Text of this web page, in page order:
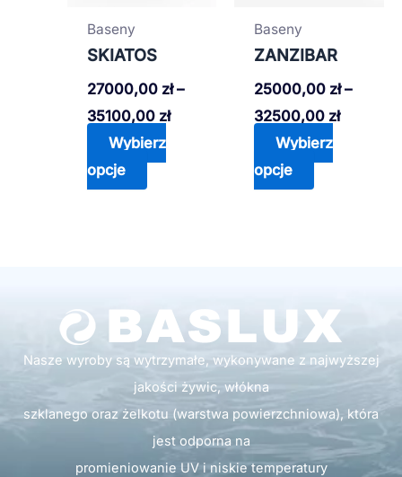
Baseny
SKIATOS
27000,00 zł –
35100,00 zł
Wybierz
opcje
wybrać
na
stronie
Baseny
ZANZIBAR
25000,00 zł –
32500,00 zł
Wybierz
opcje
wybrać
na
stronie
Nasze wyroby są wytrzymałe, wykonywane z najwyższej
jakości żywic, włókna
szklanego oraz żelkotu (warstwa powierzchniowa), która
jest odporna na
promieniowanie UV i niskie temperatury